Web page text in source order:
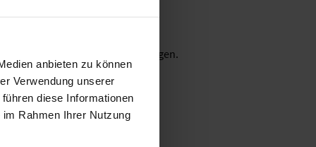
anbieten zu können
Verwendung unserer
diese Informationen
Rahmen Ihrer Nutzung
Präsentationsysteme aufzeigen.